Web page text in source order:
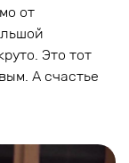
от
Это тот
А счастье